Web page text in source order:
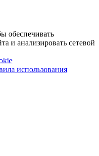
обеспечивать
и анализировать сетевой
использования